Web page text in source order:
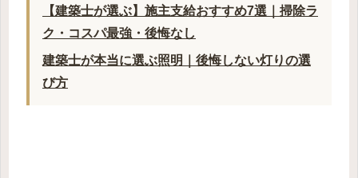
【建築士が選ぶ】施主支給おすすめ7選｜掃除ラ
ク・コスパ最強・後悔なし
建築士が本当に選ぶ照明｜後悔しない灯りの選
び方